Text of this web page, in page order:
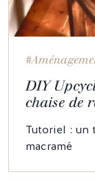
DIY
chaise de
Tutoriel : un
macramé